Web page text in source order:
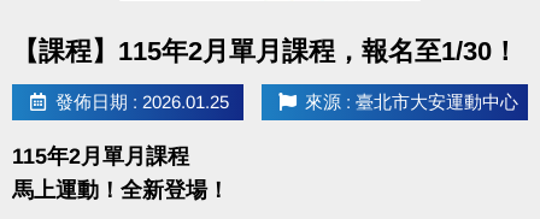
【課程】115年2月單月課程，報名至1/30！
發佈日期 : 2026.01.25 來源 : 臺北市大安運動中心
115年2月單月課程
馬上運動！全新登場​！